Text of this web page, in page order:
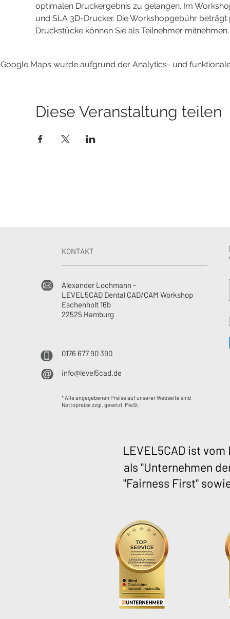
optimalen Druckergebnis zu gelangen. Im
und SLA 3D-Drucker. Die Workshopgebühr
Druckstücke können Sie als Teilnehmer mitnehmen.
Google Maps wurde aufgrund der Analytics- und
Diese Veranstaltung teilen
KONTAKT
Alexander Lochmann -
LEVEL5CAD Dental CAD/CAM Workshop
Eschenholt 16b
22525 Hamburg
0176 677 90 390
info@level5cad.de
* Alle angegebenen Preise auf unserer Webseite sind
Nettopreise zzgl. gesetzl. MwSt.
LEVEL5CAD ist
als "Unternehmen
"Fairness First"